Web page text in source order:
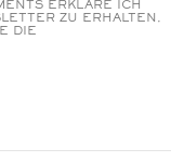
ERKLÄRE ICH
ZU ERHALTEN.
DIE